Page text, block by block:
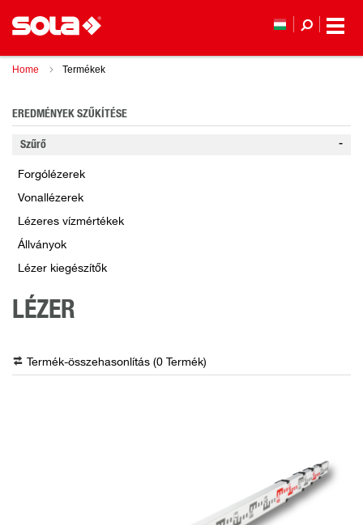
Home Termékek
EREDMÉNYEK SZŰKÍTÉSE
Szűrő
Forgólézerek
Vonallézerek
Lézeres vízmértékek
Állványok
Lézer kiegészítők
LÉZER
Termék-összehasonlítás (0 Termék)